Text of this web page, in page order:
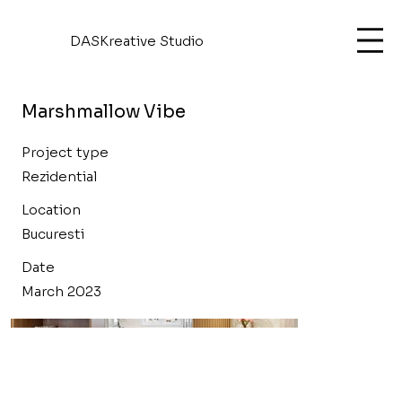
DASKreative Studio
Marshmallow Vibe
Project type
Rezidential
Location
Bucuresti
Date
March 2023